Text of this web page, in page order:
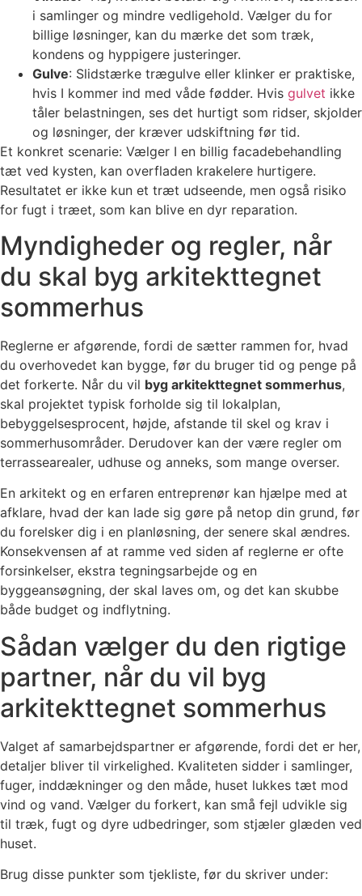
i samlinger og mindre vedligehold. Vælger du for
billige løsninger, kan du mærke det som træk,
kondens og hyppigere justeringer.
Gulve: Slidstærke trægulve eller klinker er praktiske,
hvis I kommer ind med våde fødder. Hvis gulvet ikke
tåler belastningen, ses det hurtigt som ridser, skjolder
og løsninger, der kræver udskiftning før tid.
Et konkret scenarie: Vælger I en billig facadebehandling
tæt ved kysten, kan overfladen krakelere hurtigere.
Resultatet er ikke kun et træt udseende, men også risiko
for fugt i træet, som kan blive en dyr reparation.
Myndigheder og regler, når
du skal byg arkitekttegnet
sommerhus
Reglerne er afgørende, fordi de sætter rammen for, hvad
du overhovedet kan bygge, før du bruger tid og penge på
det forkerte. Når du vil byg arkitekttegnet sommerhus,
skal projektet typisk forholde sig til lokalplan,
bebyggelsesprocent, højde, afstande til skel og krav i
sommerhusområder. Derudover kan der være regler om
terrassearealer, udhuse og anneks, som mange overser.
En arkitekt og en erfaren entreprenør kan hjælpe med at
afklare, hvad der kan lade sig gøre på netop din grund, før
du forelsker dig i en planløsning, der senere skal ændres.
Konsekvensen af at ramme ved siden af reglerne er ofte
forsinkelser, ekstra tegningsarbejde og en
byggeansøgning, der skal laves om, og det kan skubbe
både budget og indflytning.
Sådan vælger du den rigtige
partner, når du vil byg
arkitekttegnet sommerhus
Valget af samarbejdspartner er afgørende, fordi det er her,
detaljer bliver til virkelighed. Kvaliteten sidder i samlinger,
fuger, inddækninger og den måde, huset lukkes tæt mod
vind og vand. Vælger du forkert, kan små fejl udvikle sig
til træk, fugt og dyre udbedringer, som stjæler glæden ved
huset.
Brug disse punkter som tjekliste, før du skriver under: